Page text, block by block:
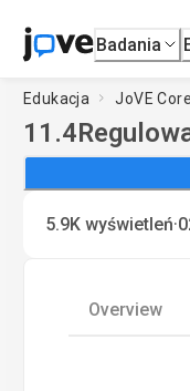
Badania
Edukacja JoVE Core
11.4
5.9K wyświetleń·
Overview